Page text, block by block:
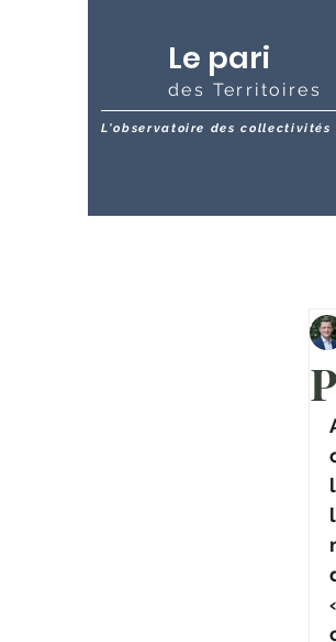
Le pari
des Territoires
L'observatoire des collectivités